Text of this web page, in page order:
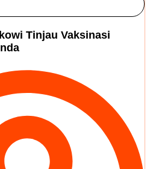
Tinjau Vaksinasi